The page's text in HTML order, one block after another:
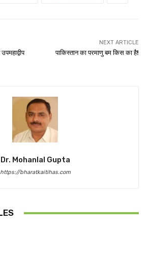
NEXT ARTICLE
पाकिस्तान का परमाणु बम किस का है!
Dr. Mohanlal Gupta
https://bharatkaitihas.com